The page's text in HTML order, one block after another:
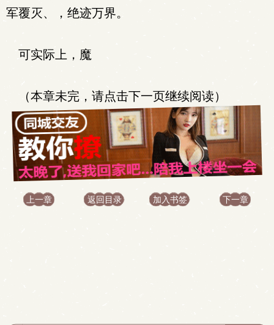
军覆灭、，绝迹万界。
可实际上，魔
（本章未完，请点击下一页继续阅读）
上一章 返回目录 加入书签 下一章